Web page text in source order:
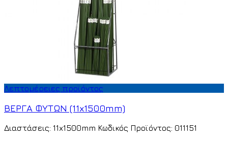
Λεπτομέρειες προϊόντος
ΒΕΡΓΑ ΦΥΤΩΝ (11x1500mm)
Διαστάσεις: 11x1500mm Κωδικός Προϊόντος: 011151